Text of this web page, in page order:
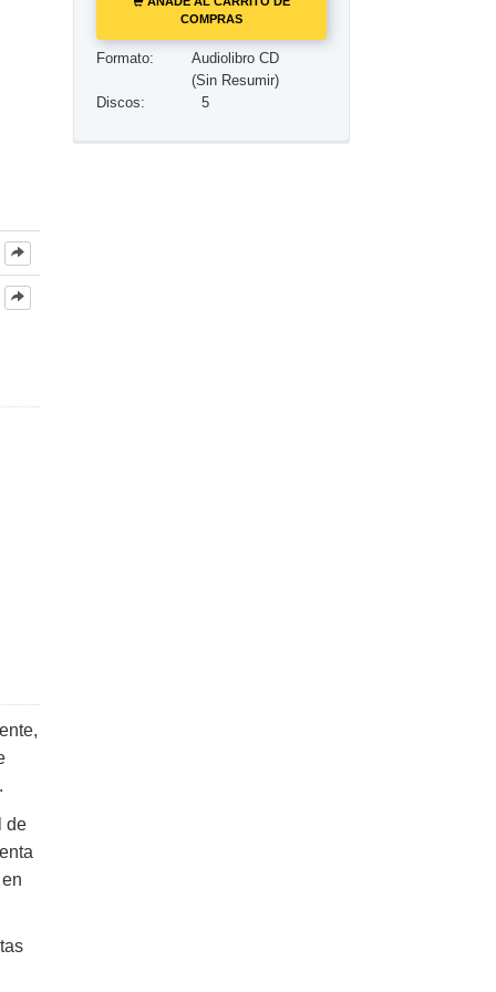
Los Niños
Herramientas para el Entorno Laboral
COMPRAS
Formato:
Audiolibro CD
(Sin Resumir)
Discos:
5
de